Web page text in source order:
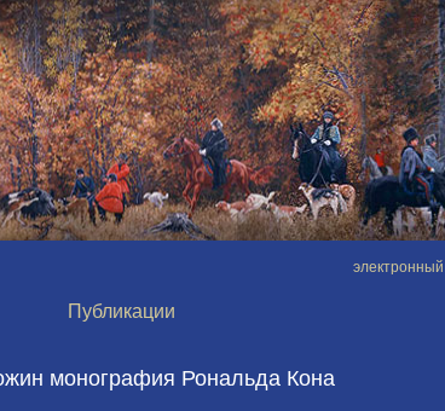
Публикации
монография Рональда Кона